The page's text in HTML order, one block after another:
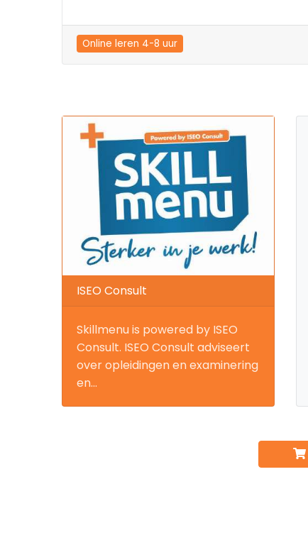
Online leren 4-8 uur
ISEO Consult
Skillmenu is powered by ISEO
Consult. ISEO Consult adviseert
over opleidingen en examinering
en...